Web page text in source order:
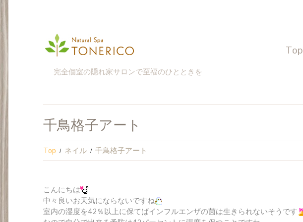
完全個室の隠れ家サロンで至福のひとときを
Top
千鳥格子アート
Top ネイル 千鳥格子アート
こんにちは
中々良いお天気にならないですね
室内の湿度を42％以上に保てばインフルエンザの菌は生きられないそうです